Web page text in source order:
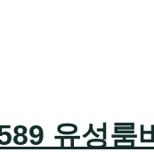
유성룸